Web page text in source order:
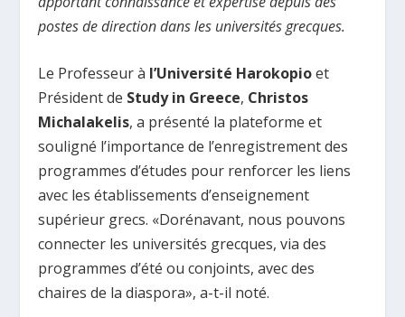
postes de direction dans les universités grecques.
Le Professeur à l’Université Harokopioet
Président de Study in Greece, Christos
Michalakelis, a présenté la plateforme et
souligné l’importance de l’enregistrement des
programmes d’études pour renforcer les liens
avec les établissements d’enseignement
supérieur grecs. «Dorénavant, nous pouvons
connecter les universités grecques, via des
programmes d’été ou conjoints, avec des
chaires de la diaspora», a-t-il noté.